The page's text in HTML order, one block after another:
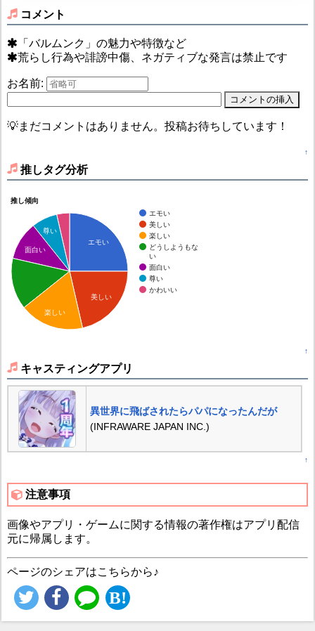
コメント
「バルムンク」の魅力や特徴など
荒らし行為や誹謗中傷、ネガティブな発言は禁止です
お名前:
💡まだコメントはありません。投稿お待ちしています！
↑
推しタグ分析
推し傾向
エモい
美しい
楽しい
どうしようもな
い
面白い
尊い
かわいい
エモい
美しい
尊い
面白い
楽しい
↑
キャスティングアプリ
異世界に飛ばされたらパパになったんだが
(INFRAWARE JAPAN INC.)
↑
注意事項
画像やアプリ・ゲームに関する情報の著作権はアプリ配信
元に帰属します。
ページのシェアはこちらから♪